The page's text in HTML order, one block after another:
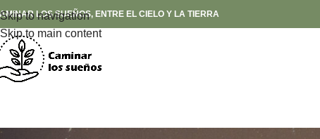
Skip to navigation
Skip to main content
LOS SUEÑOS, ENTRE EL CIELO Y LA TIERRA